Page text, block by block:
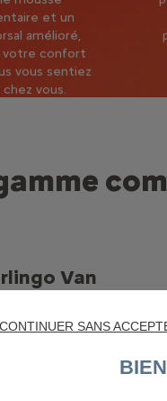
et un
amélioré,
votre confort
vous sentiez
vous.
Van
CONTINUER SANS